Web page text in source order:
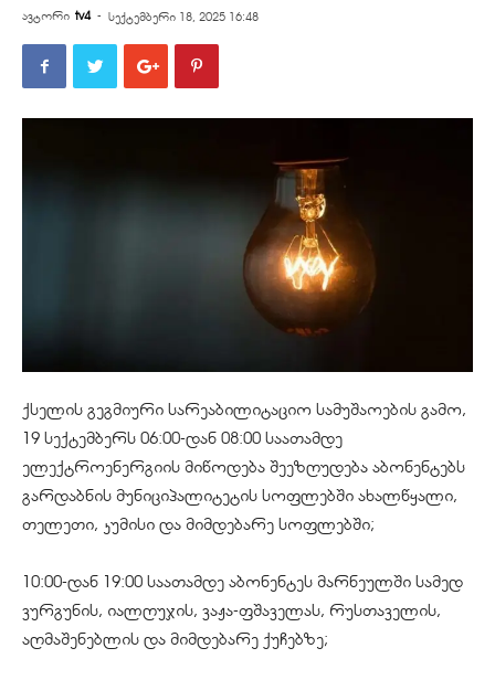
ავტორი tv4 - სექტემბერი 18, 2025 16:48
ქსელის გეგმიური სარეაბილიტაციო სამუშაოების გამო,
19 სექტემბერს 06:00-დან 08:00 საათამდე
ელექტროენერგიის მიწოდება შეეზღუდება აბონენტებს
გარდაბნის მუნიციპალიტეტის სოფლებში ახალწყალი,
თელეთი, კუმისი და მიმდებარე სოფლებში;
10:00-დან 19:00 საათამდე აბონენტეს მარნეულში სამედ
ვურგუნის, იალღუჯის, ვაჟა-ფშაველას, რუსთაველის,
აღმაშენებლის და მიმდებარე ქუჩებზე;